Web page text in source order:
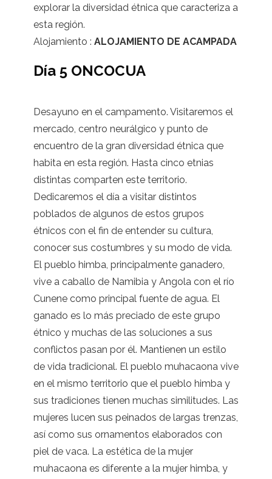
explorar la diversidad étnica que caracteriza a
esta región.
Alojamiento : ALOJAMIENTO DE ACAMPADA
Día 5 ONCOCUA
Desayuno en el campamento. Visitaremos el
mercado, centro neurálgico y punto de
encuentro de la gran diversidad étnica que
habita en esta región. Hasta cinco etnias
distintas comparten este territorio.
Dedicaremos el día a visitar distintos
poblados de algunos de estos grupos
étnicos con el fin de entender su cultura,
conocer sus costumbres y su modo de vida.
El pueblo himba, principalmente ganadero,
vive a caballo de Namibia y Angola con el río
Cunene como principal fuente de agua. El
ganado es lo más preciado de este grupo
étnico y muchas de las soluciones a sus
conflictos pasan por él. Mantienen un estilo
de vida tradicional. El pueblo muhacaona vive
en el mismo territorio que el pueblo himba y
sus tradiciones tienen muchas similitudes. Las
mujeres lucen sus peinados de largas trenzas,
así como sus ornamentos elaborados con
piel de vaca. La estética de la mujer
muhacaona es diferente a la mujer himba, y